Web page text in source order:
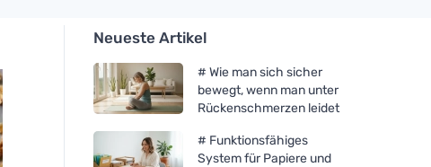
Neueste Artikel
# Wie man sich sicher
bewegt, wenn man unter
Rückenschmerzen leidet
# Funktionsfähiges
System für Papiere und